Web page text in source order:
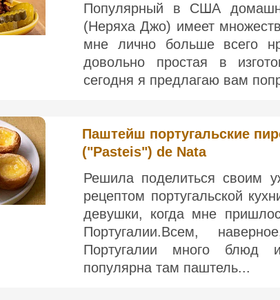
Популярный в США
(Неряха Джо) имеет
мне лично больше всего
довольно простая в
сегодня я предлагаю вам
Паштейш португальские
("Pasteis") de Nata
Решила поделиться своим
рецептом португальской
девушки, когда мне
Португалии.Всем,
Португалии много блюд
популярна там паштель...